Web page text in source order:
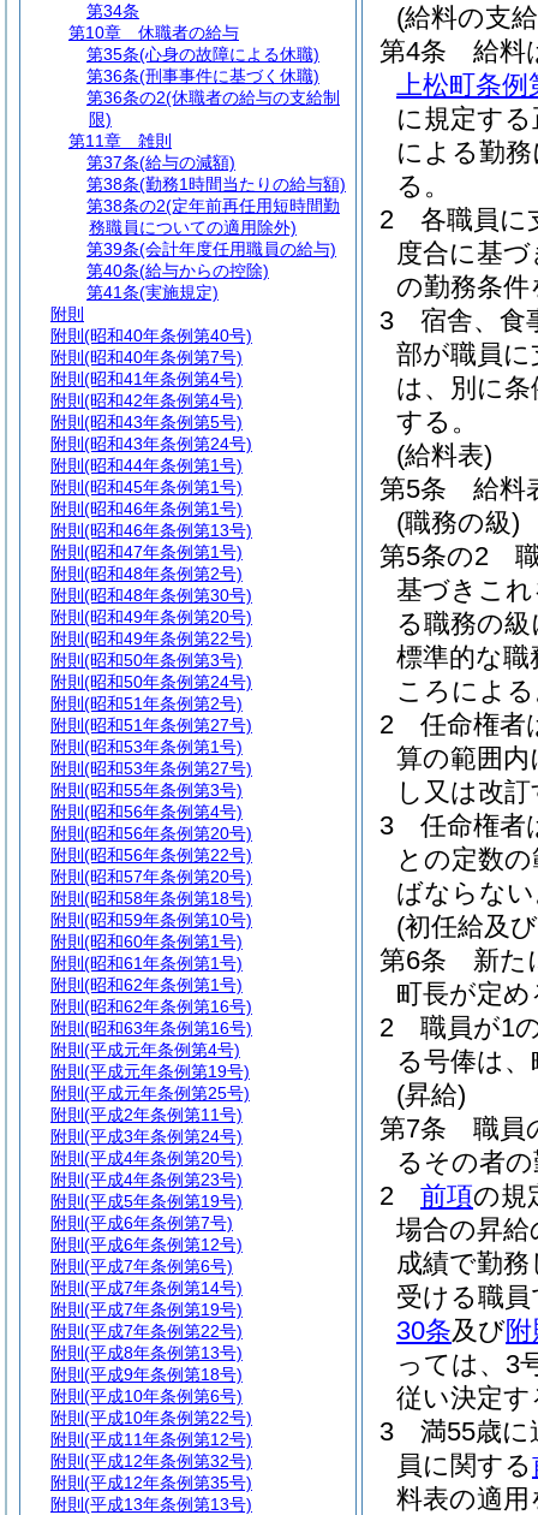
(給料の支
第4条
給料
上松町条例
に規定す
による勤
る。
2
各職員に
度合に基
の勤務条
3
宿舎、食
部が職員
は、別に
する。
(給料表)
第5条
給料
(職務の級)
第5条の2
基づきこ
る職務の
標準的な職
ころによ
2
任命権者
算の範囲
し又は改
3
任命権者
との定数
ばならな
(初任給及
第6条
新た
町長が定
2
職員が1
る号俸は
(昇給)
第7条
職員
るその者
2
前項の規
場合の昇
成績で勤
受ける職
30条及び
っては、3
従い決定
3
満55歳
員に関する
料表の適
第34条
第10章
休職者の給与
第35条(心身の故障による休職)
第36条(刑事事件に基づく休職)
第36条の2(休職者の給与の支給制
限)
第11章
雑則
第37条(給与の減額)
第38条(勤務1時間当たりの給与額)
第38条の2(定年前再任用短時間勤
務職員についての適用除外)
第39条(会計年度任用職員の給与)
第40条(給与からの控除)
第41条(実施規定)
附則
附則 (昭和40年条例第40号)
附則 (昭和40年条例第7号)
附則 (昭和41年条例第4号)
附則 (昭和42年条例第4号)
附則 (昭和43年条例第5号)
附則 (昭和43年条例第24号)
附則 (昭和44年条例第1号)
附則 (昭和45年条例第1号)
附則 (昭和46年条例第1号)
附則 (昭和46年条例第13号)
附則 (昭和47年条例第1号)
附則 (昭和48年条例第2号)
附則 (昭和48年条例第30号)
附則 (昭和49年条例第20号)
附則 (昭和49年条例第22号)
附則 (昭和50年条例第3号)
附則 (昭和50年条例第24号)
附則 (昭和51年条例第2号)
附則 (昭和51年条例第27号)
附則 (昭和53年条例第1号)
附則 (昭和53年条例第27号)
附則 (昭和55年条例第3号)
附則 (昭和56年条例第4号)
附則 (昭和56年条例第20号)
附則 (昭和56年条例第22号)
附則 (昭和57年条例第20号)
附則 (昭和58年条例第18号)
附則 (昭和59年条例第10号)
附則 (昭和60年条例第1号)
附則 (昭和61年条例第1号)
附則 (昭和62年条例第1号)
附則 (昭和62年条例第16号)
附則 (昭和63年条例第16号)
附則 (平成元年条例第4号)
附則 (平成元年条例第19号)
附則 (平成元年条例第25号)
附則 (平成2年条例第11号)
附則 (平成3年条例第24号)
附則 (平成4年条例第20号)
附則 (平成4年条例第23号)
附則 (平成5年条例第19号)
附則 (平成6年条例第7号)
附則 (平成6年条例第12号)
附則 (平成7年条例第6号)
附則 (平成7年条例第14号)
附則 (平成7年条例第19号)
附則 (平成7年条例第22号)
附則 (平成8年条例第13号)
附則 (平成9年条例第18号)
附則 (平成10年条例第6号)
附則 (平成10年条例第22号)
附則 (平成11年条例第12号)
附則 (平成12年条例第32号)
附則 (平成12年条例第35号)
附則 (平成13年条例第13号)